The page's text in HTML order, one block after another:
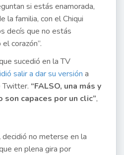
si estás enamorada,
la familia, con el Chiqui
decís que no estás
corazón”.
sucedió en la TV
salir a dar su versión a
Twitter. “FALSO, una más y
son capaces por un clic”,
no meterse en la
en plena gira por